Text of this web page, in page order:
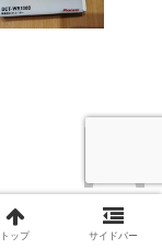
トフィールと音
トップ サイドバー